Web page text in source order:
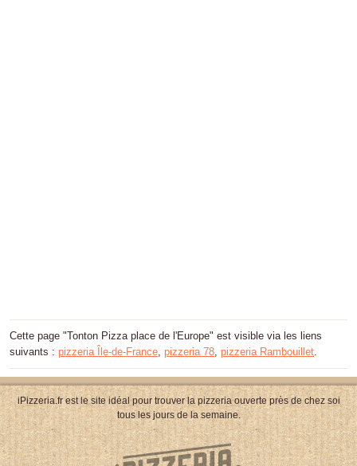
Cette page "Tonton Pizza place de l'Europe" est visible via les liens
suivants : pizzeria Île-de-France pizzeria 78 pizzeria Rambouillet
iPizzeria.fr est le site idéal pour trouver la pizzeria ouverte près de chez soi
tous les jours de la semaine.